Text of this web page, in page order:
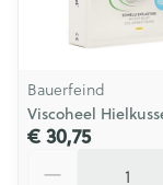
Bauerfeind
Viscoheel
€ 30,75